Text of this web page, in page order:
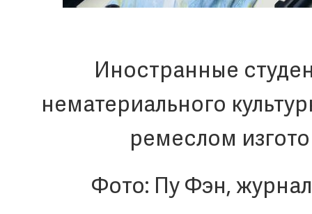
Иностранные
нематериального
ремеслом
Фото: Пу Фэн,